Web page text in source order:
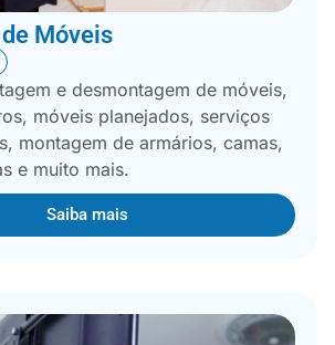
Móveis
e desmontagem de móveis,
móveis planejados, serviços
montagem de armários, camas,
e muito mais.
Saiba mais